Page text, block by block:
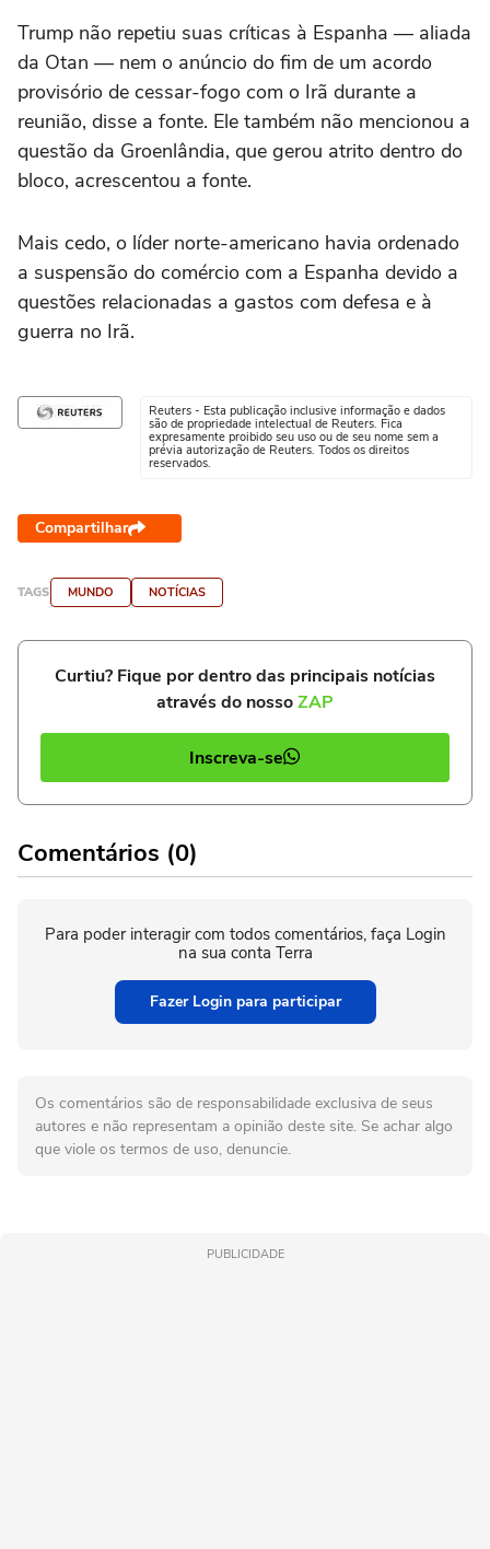
Trump não repetiu suas ⁠críticas à Espanha — aliada
da Otan — nem o anúncio do fim de um acordo
provisório ‌de cessar-fogo com o Irã durante a
reunião, disse a fonte. ⁠Ele também não mencionou a
questão da Groenlândia, que gerou atrito dentro do
bloco, acrescentou a fonte.
Mais cedo, o líder norte-americano havia ordenado
a suspensão do comércio com a Espanha devido a
questões relacionadas a gastos com defesa e à
guerra no Irã.
Reuters - Esta publicação inclusive informação e dados
são de propriedade intelectual de Reuters. Fica
expresamente proibido seu uso ou de seu nome sem a
prévia autorização de Reuters. Todos os direitos
reservados.
Compartilhar
TAGS MUNDO NOTÍCIAS
Curtiu? Fique por dentro das principais notícias
através do nossoZAP
Inscreva-se
Comentários (0)
Para poder interagir com todos comentários, faça Login
na sua conta Terra
Fazer Login para participar
Os comentários são de responsabilidade exclusiva de seus
autores e não representam a opinião deste site. Se achar algo
que viole os termos de uso, denuncie.
PUBLICIDADE